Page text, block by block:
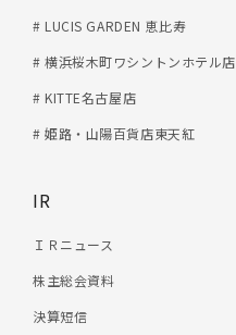
# LUCIS GARDEN 恵比寿
# 横浜桜木町ワシントンホテル店
# KITTE名古屋店
# 姫路・山陽百貨店東天紅
IR
ＩＲニュース
株主総会資料
決算短信